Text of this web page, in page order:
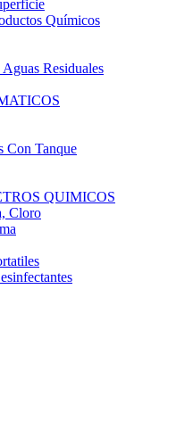
Químicos
Residuales
Con Tanque
QUIMICOS
Cloro